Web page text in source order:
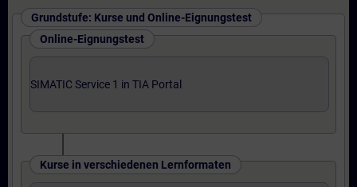
Grundstufe: Kurse und Online-Eignungstest
Online-Eignungstest
SIMATIC Service 1 in TIA Portal
Kurse in verschiedenen Lernformaten